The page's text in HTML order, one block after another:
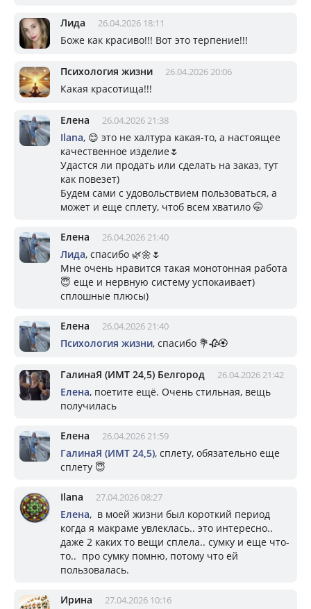
Лида 26.04.2026 18:11
Боже как красиво!!! Вот это терпение!!!
Психология жизни 26.04.2026 20:06
Какая красотища!!!
Елена 26.04.2026 21:38
Ilana, 😊 это не халтура какая-то, а настоящее
качественное изделие🌷
Удастся ли продать или сделать на заказ, тут
как повезет)
Будем сами с удовольствием пользоваться, а
может и еще сплету, чтоб всем хватило 🤭
Елена 26.04.2026 21:40
Лида, спасибо 🌿🌼🌷
Мне очень нравится такая монотонная работа
😇 еще и нервную систему успокаивает)
сплошные плюсы)
Елена 26.04.2026 21:40
Психология жизни, спасибо 💐🥀🏵️
ГалинаЯ (ИМТ 24,5) Белгород 26.04.2026 21:42
Елена, поетите ещё. Очень стильная, вещь
получилась
Елена 26.04.2026 21:59
ГалинаЯ (ИМТ 24,5), сплету, обязательно еще
сплету 😇
Ilana 27.04.2026 08:27
Елена, в моей жизни был короткий период
когда я макраме увлеклась.. это интересно..
даже 2 каких то вещи сплела.. сумку и еще что-
то.. про сумку помню, потому что ей
пользовалась.
Ирина 27.04.2026 10:16